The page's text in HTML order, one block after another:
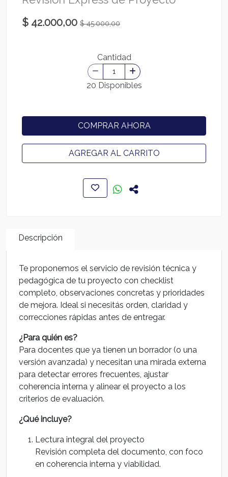
$ 42.000,00 $ 45.000,00
Cantidad
20 Disponibles
COMPRAR AHORA
AGREGAR AL CARRITO
Descripción
Te proponemos el servicio de revisión técnica y
pedagógica de tu proyecto con checklist
completo, observaciones concretas y prioridades
de mejora. Ideal si necesitás orden, claridad y
correcciones rápidas antes de entregar.
¿Para quién es?
Para docentes que ya tienen un borrador (o una
versión avanzada) y necesitan una mirada externa
para detectar errores frecuentes, ajustar
coherencia interna y alinear el proyecto a los
criterios de evaluación.
¿Qué incluye?
Lectura integral del proyecto
Revisión completa del documento, con foco
en coherencia interna y viabilidad.